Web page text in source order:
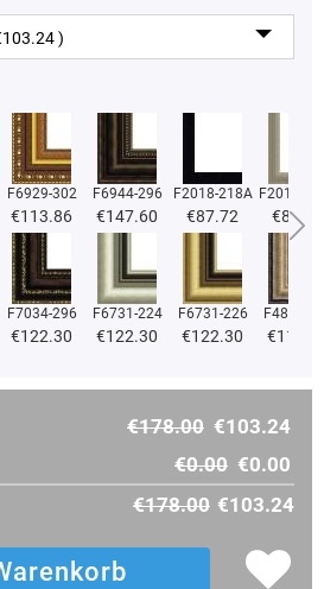
)
F6929-302
€113.86
F6944-296
€147.60
F2018-218A
€87.72
F2018-
€87.72
F7034-296
€122.30
F6731-224
€122.30
F6731-226
€122.30
F4827-
€178.00 €103.24
€0.00 €0.00
€178.00 €103.24